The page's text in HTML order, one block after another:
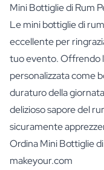
Mini Bottiglie di Rum
Le mini bottiglie di
eccellente per
tuo evento. Offrendo
personalizzata come
duraturo della
delizioso sapore del
sicuramente
Ordina Mini Bottiglie
makeyour.com